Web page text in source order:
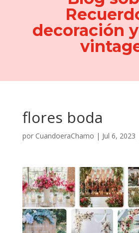
decoración
flores boda
por CuandoeraChamo | Jul 6, 2023